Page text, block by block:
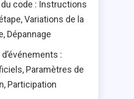
code : Instructions
Variations de la
Dépannage
:
Paramètres de
Participation